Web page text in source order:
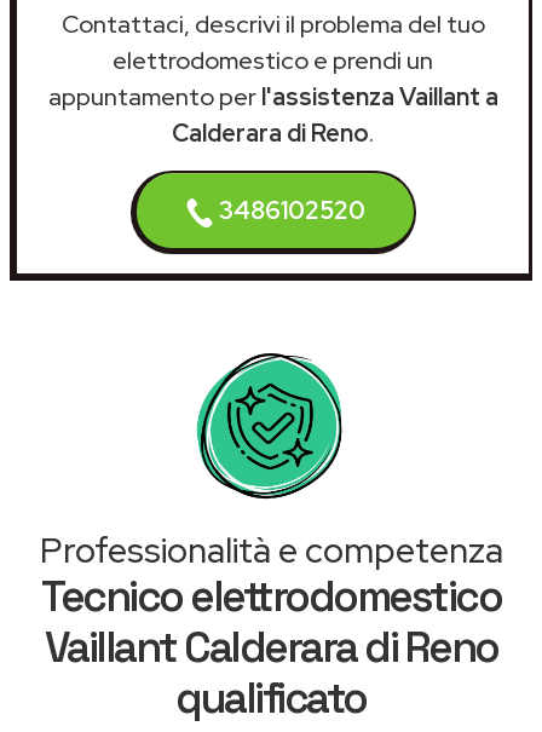
Contattaci, descrivi il problema del tuo
elettrodomestico e prendi un
appuntamento perl'assistenza Vaillant a
Calderara di Reno.
3486102520
Professionalità e competenza
Tecnico elettrodomestico
Vaillant Calderara di Reno
qualificato